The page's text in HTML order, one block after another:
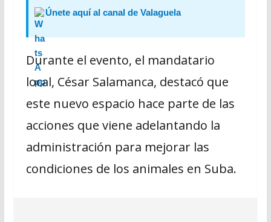
Únete aquí al canal de Valaguela
Durante el evento, el mandatario
local, César Salamanca, destacó que
este nuevo espacio hace parte de las
acciones que viene adelantando la
administración para mejorar las
condiciones de los animales en Suba.